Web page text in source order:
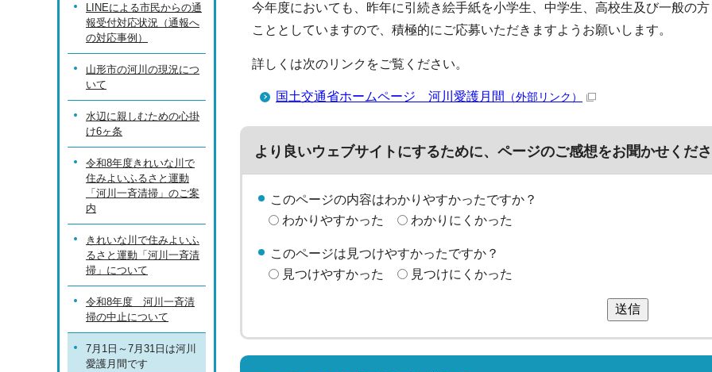
今年度においても、昨年に引続き絵手紙を小学生、中学生、高校生及び一般の
こととしていますので、積極的にご応募いただきますようお願いします。
詳しくは次のリンクをご覧ください。
国土交通省ホームページ 河川愛護月間 （外部リンク）
より良いウェブサイトにするために、ページのご感想をお聞かせくだ
このページの内容はわかりやすかったですか？
わかりやすかった
わかりにくかった
このページは見つけやすかったですか？
見つけやすかった
見つけにくかった
送信
LINEによる市民からの通
報受付対応状況（通報へ
の対応事例）
山形市の河川の現況につ
いて
水辺に親しむための心掛
け6ヶ条
令和8年度きれいな川で
住みよいふるさと運動
「河川一斉清掃」のご案
内
きれいな川で住みよいふ
るさと運動「河川一斉清
掃」について
令和8年度 河川一斉清
掃の中止について
7月1日～7月31日は河川
愛護月間です